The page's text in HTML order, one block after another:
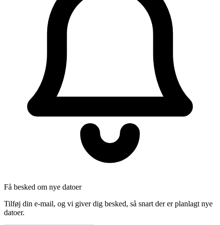
Få besked om nye datoer
Tilføj din e-mail, og vi giver dig besked, så snart der er planlagt nye
datoer.